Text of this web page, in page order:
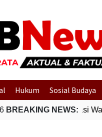
Hukum Sosial Budaya
BREAKING NEWS:
Cepat Evakuasi